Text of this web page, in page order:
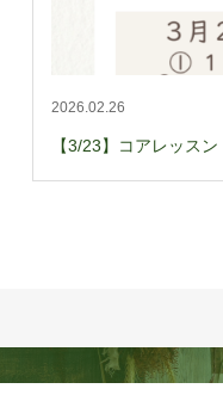
2026.02.26
【3/23】コアレッスン